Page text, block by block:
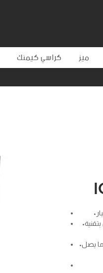
كراسي كيمنك ميز
•تعمل بتقنية CyclonePro على فصل الغبار
•قوة شفط عالية على المدى الطويل ما يصل